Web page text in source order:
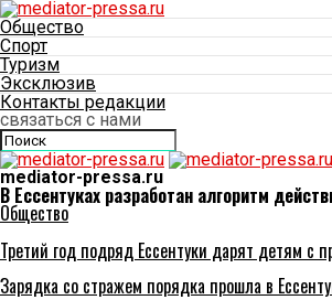
Общество
Спорт
Туризм
Эксклюзив
Контакты редакции
связаться с нами
mediator-pressa.ru
В Ессентуках разработан алгоритм
Общество
Третий год подряд Ессентуки дарят детям с
Зарядка со стражем порядка прошла в